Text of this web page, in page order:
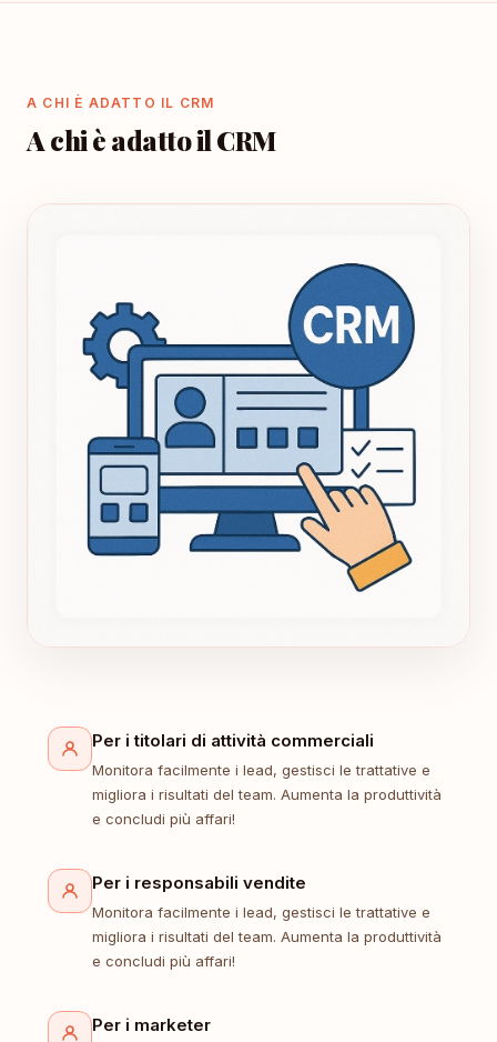
A CHI È ADATTO IL CRM
A chi è adatto il CRM
Per i titolari di attività commerciali
Monitora facilmente i lead, gestisci le trattative e
migliora i risultati del team. Aumenta la produttività
e concludi più affari!
Per i responsabili vendite
Monitora facilmente i lead, gestisci le trattative e
migliora i risultati del team. Aumenta la produttività
e concludi più affari!
Per i marketer